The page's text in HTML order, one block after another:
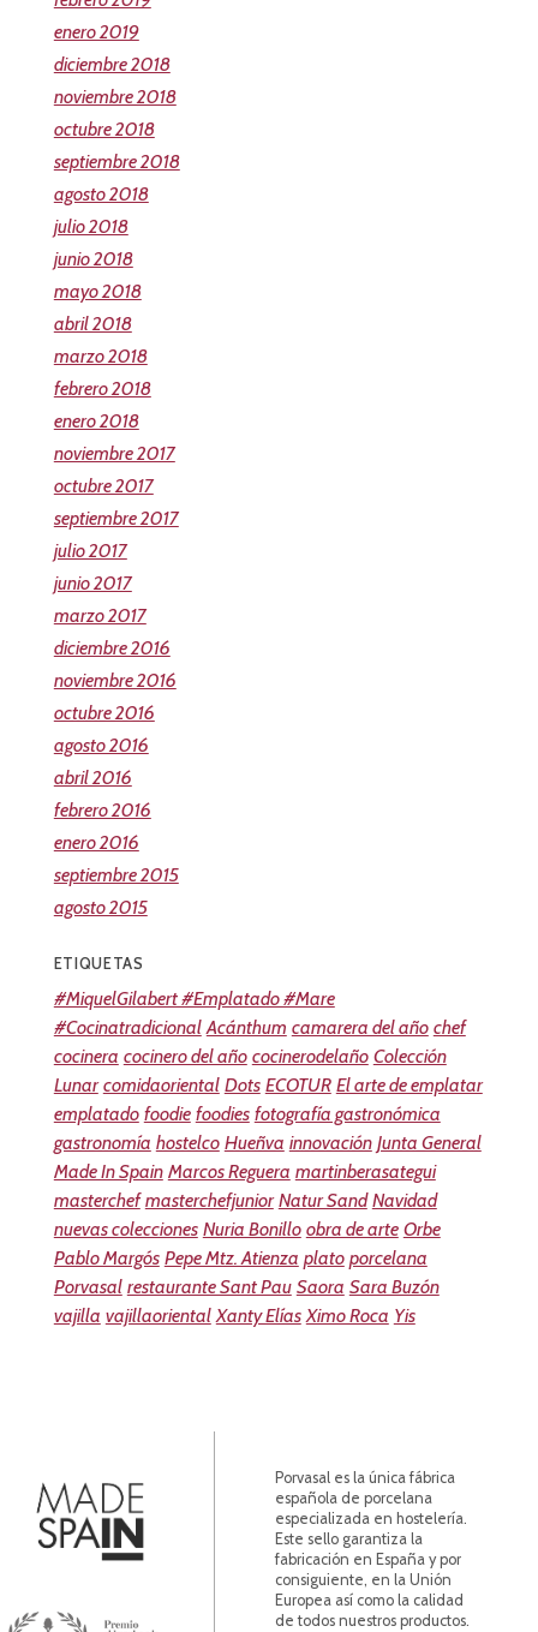
enero 2019
diciembre 2018
noviembre 2018
octubre 2018
septiembre 2018
agosto 2018
julio 2018
junio 2018
mayo 2018
abril 2018
marzo 2018
febrero 2018
enero 2018
noviembre 2017
octubre 2017
septiembre 2017
julio 2017
junio 2017
marzo 2017
diciembre 2016
noviembre 2016
octubre 2016
agosto 2016
abril 2016
febrero 2016
enero 2016
septiembre 2015
agosto 2015
ETIQUETAS
#MiquelGilabert #Emplatado #Mare
#Cocinatradicional Acánthum camarera del año chef
cocinera cocinero del año cocinerodelaño Colección
Lunar comidaoriental Dots ECOTUR El arte de emplatar
emplatado foodie foodies fotografía gastronómica
gastronomía hostelco Hueñva innovación Junta General
Made In Spain Marcos Reguera martinberasategui
masterchef masterchefjunior Natur Sand Navidad
nuevas colecciones Nuria Bonillo obra de arte Orbe
Pablo Margós Pepe Mtz. Atienza plato porcelana
Porvasal restaurante Sant Pau Saora Sara Buzón
vajilla vajillaoriental Xanty Elías Ximo Roca Yis
Porvasal es la única fábrica
española de porcelana
especializada en hostelería.
Este sello garantiza la
fabricación en España y por
consiguiente, en la Unión
Europea así como la calidad
de todos nuestros productos.